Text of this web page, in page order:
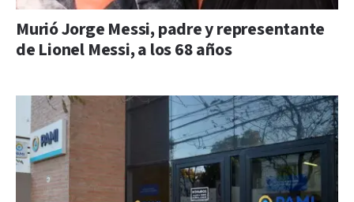
Murió Jorge Messi, padre y representante
de Lionel Messi, a los 68 años